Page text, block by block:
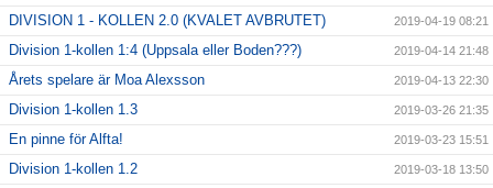
DIVISION 1 - KOLLEN 2.0 (KVALET AVBRUTET) 2019-04-19 08:21
Division 1-kollen 1:4 (Uppsala eller Boden???) 2019-04-14 21:48
Årets spelare är Moa Alexsson 2019-04-13 22:30
Division 1-kollen 1.3 2019-03-26 21:35
En pinne för Alfta! 2019-03-23 15:51
Division 1-kollen 1.2 2019-03-18 13:50